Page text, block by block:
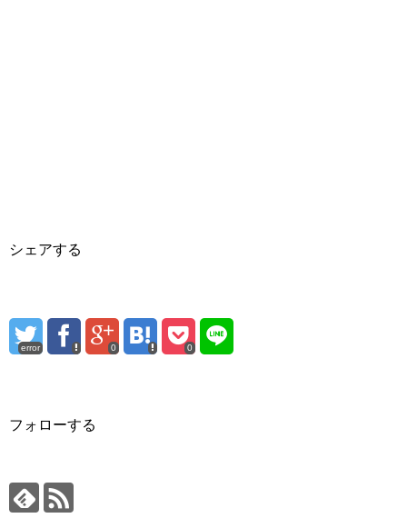
シェアする
error 0 0
フォローする